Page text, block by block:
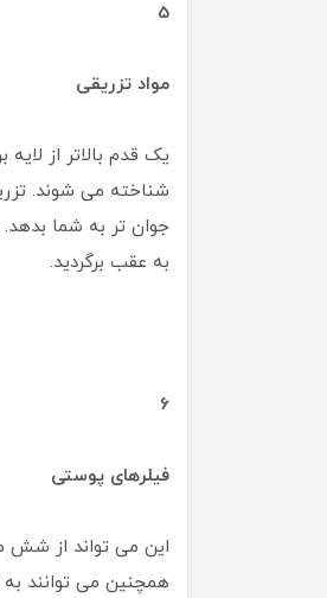
5
مواد تزریقی
یک قدم بالاتر از
شناخته می شوند.
جوان تر به شما بدهد.
به عقب برگردید.
6
فیلرهای پوستی
این می تواند از شش
همچنین می توانند